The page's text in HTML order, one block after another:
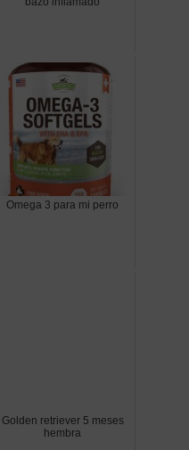
Omega 3 para mi perro
Golden retriever 5 meses
hembra